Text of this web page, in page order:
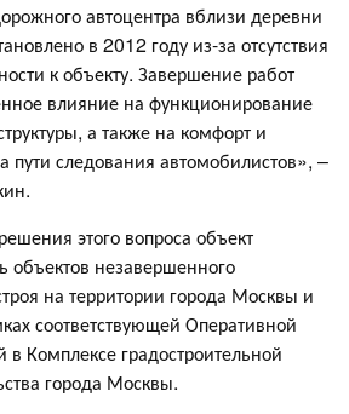
автоцентра вблизи деревни
в 2012 году из-за отсутствия
к объекту. Завершение работ
влияние на функционирование
а также на комфорт и
пути следования автомобилистов», –
этого вопроса объект
объектов незавершенного
на территории города Москвы и
соответствующей Оперативной
Комплексе градостроительной
города Москвы.